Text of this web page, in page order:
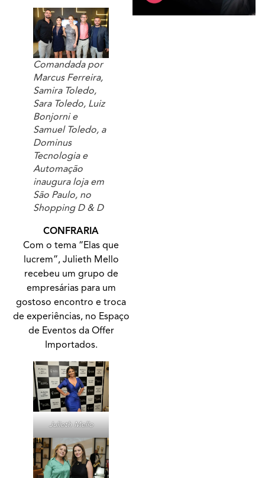
Comandada por
Marcus Ferreira,
Samira Toledo,
Sara Toledo, Luiz
Bonjorni e
Samuel Toledo, a
Dominus
Tecnologia e
Automação
inaugura loja em
São Paulo, no
Shopping D & D
CONFRARIA
Com o tema “Elas que
lucrem”, Julieth Mello
recebeu um grupo de
empresárias para um
gostoso encontro e troca
de experiências, no Espaço
de Eventos da Offer
Importados.
Julieth Mello